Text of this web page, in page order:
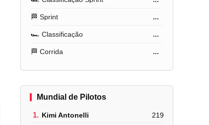
🏁 Sprint ...
🏎️ Classificação ...
🏁 Corrida ...
Mundial de Pilotos
1. Kimi Antonelli 219